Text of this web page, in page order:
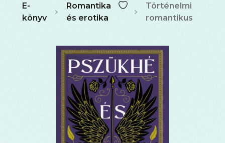
E-
könyv
Romantika
és erotika
Történelmi
romantikus